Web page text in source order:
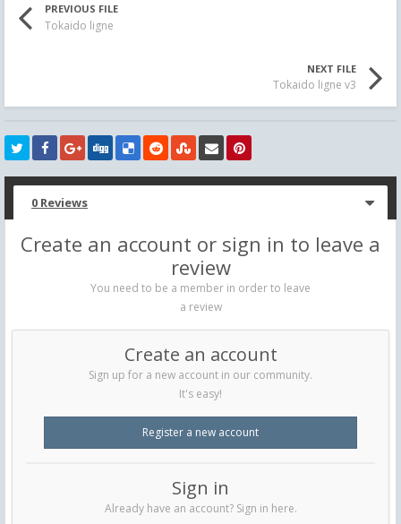
PREVIOUS FILE
Tokaido ligne
NEXT FILE
Tokaido ligne v3
0 Reviews
Create an account or sign in to leave a
review
You need to be a member in order to leave
a review
Create an account
Sign up for a new account in our community.
It's easy!
Register a new account
Sign in
Already have an account? Sign in here.